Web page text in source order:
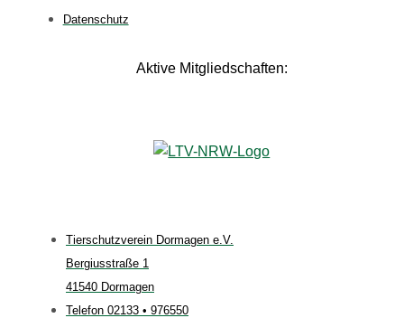
Datenschutz
Aktive Mitgliedschaften:
Tierschutzverein Dormagen e.V.
Bergiusstraße 1
41540 Dormagen
Telefon 02133 • 976550